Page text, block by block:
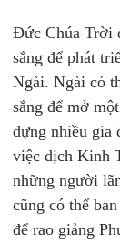
Đức Chúa Trời
sắng để phát
Ngài. Ngài có
sắng để mở
dựng nhiều gia
việc dịch Kinh
những người
cũng có thể
để rao giảng